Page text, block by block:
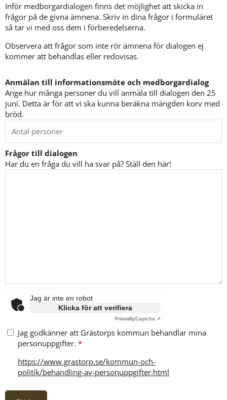
Inför medborgardialogen finns det möjlighet att skicka in
frågor på de givna ämnena. Skriv in dina frågor i formuläret
så tar vi med oss dem i förberedelserna.
Observera att frågor som inte rör ämnena för dialogen ej
kommer att behandlas eller redovisas.
Anmälan till informationsmöte och medborgardialog
Ange hur många personer du vill anmäla till dialogen den 25
juni. Detta är för att vi ska kunna beräkna mängden korv med
bröd.
Frågor till dialogen
Har du en fråga du vill ha svar på? Ställ den här!
Jag är inte en robot
Klicka för att verifiera
FriendlyCaptcha ⇗
Jag godkänner att Grästorps kommun behandlar mina
personuppgifter.*
https://www.grastorp.se/kommun-och-
politik/behandling-av-personuppgifter.html